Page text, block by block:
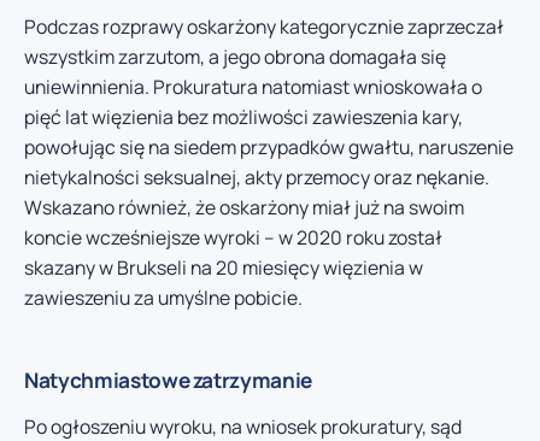
Podczas rozprawy oskarżony kategorycznie zaprzeczał
wszystkim zarzutom, a jego obrona domagała się
uniewinnienia. Prokuratura natomiast wnioskowała o
pięć lat więzienia bez możliwości zawieszenia kary,
powołując się na siedem przypadków gwałtu, naruszenie
nietykalności seksualnej, akty przemocy oraz nękanie.
Wskazano również, że oskarżony miał już na swoim
koncie wcześniejsze wyroki – w 2020 roku został
skazany w Brukseli na 20 miesięcy więzienia w
zawieszeniu za umyślne pobicie.
Natychmiastowe zatrzymanie
Po ogłoszeniu wyroku, na wniosek prokuratury, sąd